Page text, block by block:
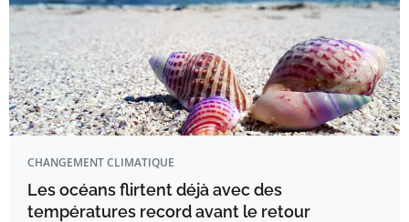
CHANGEMENT CLIMATIQUE
Les océans flirtent déjà avec des
températures record avant le retour